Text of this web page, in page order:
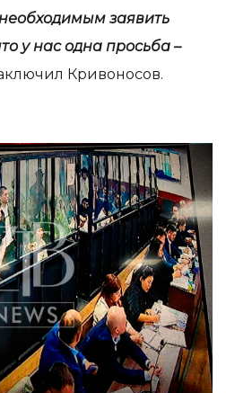
заявить
у нас одна просьба –
Кривоносов.